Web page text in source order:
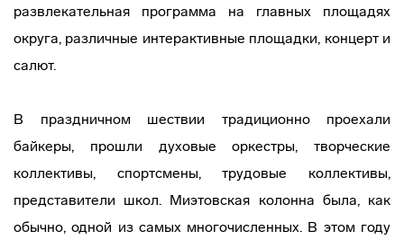
развлекательная программа на главных площадях
округа, различные интерактивные площадки, концерт и
салют.
В праздничном шествии традиционно проехали
байкеры, прошли духовые оркестры, творческие
коллективы, спортсмены, трудовые коллективы,
представители школ. Миэтовская колонна была, как
обычно, одной из самых многочисленных. В этом году